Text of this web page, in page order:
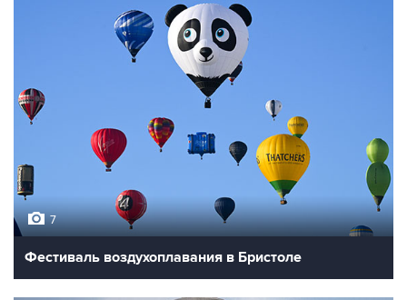
7
Фестиваль воздухоплавания в Бристоле